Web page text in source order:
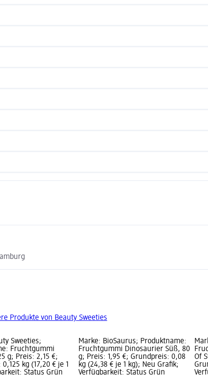
Produkte von Beauty Sweeties
Sweeties;
Fruchtgummi
g; Preis: 2,15 €;
kg (17,20 € je 1
Status Grün
Marke: BioSaurus; Produktname:
Fruchtgummi Dinosaurier Süß, 80
g; Preis: 1,95 €; Grundpreis: 0,08
kg (24,38 € je 1 kg); Neu Grafik;
Verfügbarkeit: Status Grün
Of